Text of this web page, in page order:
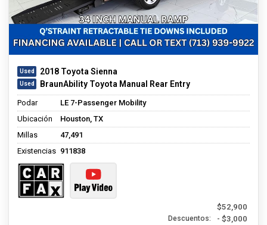
2018 Toyota Sienna
BraunAbility Toyota Manual Rear Entry
Podar
LE 7-Passenger Mobility
Ubicación
Houston, TX
Millas
47,491
Existencias 911838
$52,900
Descuentos: - $3,000